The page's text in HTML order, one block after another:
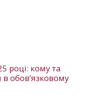
році: кому та
обов’язковому